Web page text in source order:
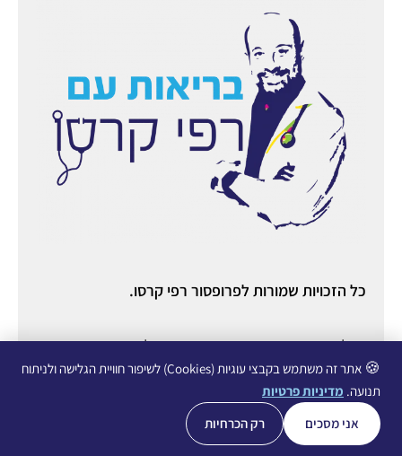
כל הזכויות שמורות לפרופסור רפי קרסו.
ניהול ואחסון אתר:יניב מורוזובסקי○ ניהול תוכן ורשתות
חברתיות:עופרי גליכמן ○הצהרת נגישות○מדיניות פרטיות 🍪
אתר זה משתמש בקבצי עוגיות (Cookies) לשיפור חוויית הגלישה ולניתוח
תנועה. מדיניות פרטיות
אני מסכים
רק הכרחיות